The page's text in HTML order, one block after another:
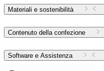
Materiali e sostenibilità
Contenuto della confezione
Software e Assistenza